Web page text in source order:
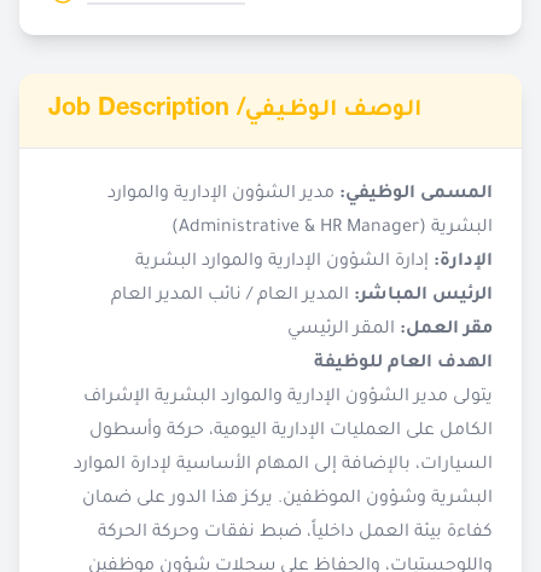
Job Description /الوصف الوظيفي
المسمى الوظيفي: مدير الشؤون الإدارية والموارد
البشرية (Administrative & HR Manager)
الإدارة: إدارة الشؤون الإدارية والموارد البشرية
الرئيس المباشر: المدير العام / نائب المدير العام
مقر العمل: المقر الرئيسي
الهدف العام للوظيفة
يتولى مدير الشؤون الإدارية والموارد البشرية الإشراف
الكامل على العمليات الإدارية اليومية، حركة وأسطول
السيارات، بالإضافة إلى المهام الأساسية لإدارة الموارد
البشرية وشؤون الموظفين. يركز هذا الدور على ضمان
كفاءة بيئة العمل داخلياً، ضبط نفقات وحركة الحركة
واللوجستيات، والحفاظ على سجلات شؤون موظفين